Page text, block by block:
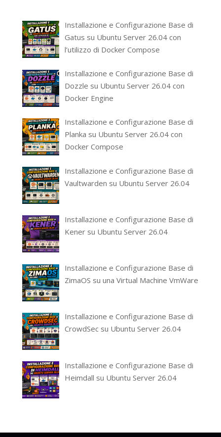
Installazione e Configurazione Base di
Gatus su Ubuntu Server 26.04 con
l’utilizzo di Docker Compose
Installazione e Configurazione Base di
Dozzle su Ubuntu Server 26.04 con
Docker Engine
Installazione e Configurazione Base di
Planka su Ubuntu Server 26.04 con
Docker Compose
Installazione e Configurazione Base di
Vaultwarden su Ubuntu Server 26.04
Installazione e Configurazione Base di
Kener su Ubuntu Server 26.04
Installazione e Configurazione Base di
ZimaOS su una Virtual Machine VmWare
Installazione e Configurazione Base di
CrowdSec su Ubuntu Server 26.04
Installazione e Configurazione Base di
Heimdall su Ubuntu Server 26.04